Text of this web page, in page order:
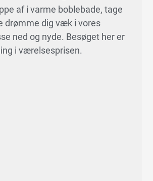
af i varme boblebade, tage
drømme dig væk i vores
ned og nyde. Besøget her er
i værelsesprisen.